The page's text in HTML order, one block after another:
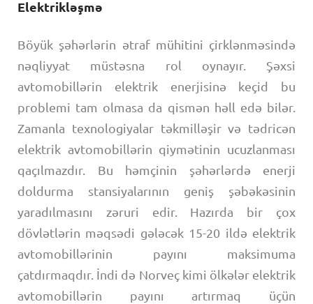
Elektrikləşmə
Böyük şəhərlərin ətraf mühitini çirklənməsində
nəqliyyat müstəsna rol oynayır. Şəxsi
avtomobillərin elektrik enerjisinə keçid bu
problemi tam olmasa da qismən həll edə bilər.
Zamanla texnologiyalar təkmilləşir və tədricən
elektrik avtomobillərin qiymətinin ucuzlanması
qaçılmazdır. Bu həmçinin şəhərlərdə enerji
doldurma stansiyalarının geniş şəbəkəsinin
yaradılmasını zəruri edir. Hazırda bir çox
dövlətlərin məqsədi gələcək 15-20 ildə elektrik
avtomobillərinin payını maksimuma
çatdırmaqdır. İndi də Norveç kimi ölkələr elektrik
avtomobillərin payını artırmaq üçün